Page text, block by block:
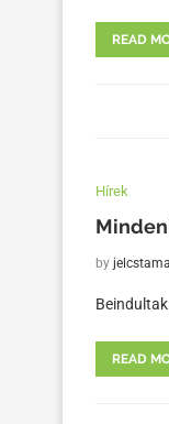
READ
Hírek
by
READ